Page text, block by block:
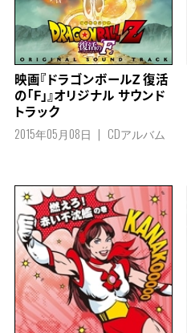
映画『ドラゴンボールZ 復活
の「F」』オリジナル サウンド
トラック
2015年05月08日 CDアルバム